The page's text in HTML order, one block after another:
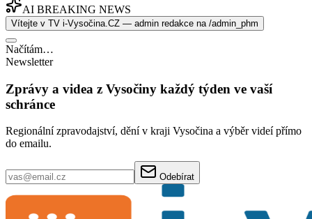
AI BREAKING NEWS
Vítejte v TV i-Vysočina.CZ — admin redakce na /admin_phm
Načítám…
Newsletter
Zprávy a videa z Vysočiny každý týden ve vaší
schránce
Regionální zpravodajství, dění v kraji Vysočina a výběr videí přímo
do emailu.
Odebírat